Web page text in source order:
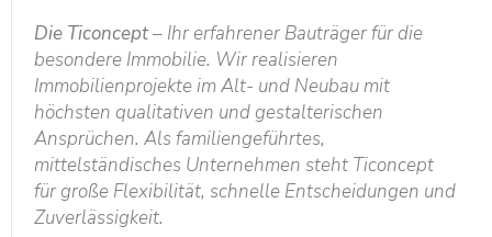
Die Ticoncept– Ihr erfahrener Bauträger für die
besondere Immobilie. Wir realisieren
Immobilienprojekte im Alt- und Neubau mit
höchsten qualitativen und gestalterischen
Ansprüchen. Als familiengeführtes,
mittelständisches Unternehmen steht Ticoncept
für große Flexibilität, schnelle Entscheidungen und
Zuverlässigkeit.